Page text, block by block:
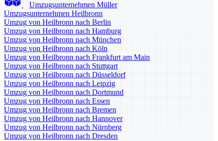
Umzugsunternehmen Müller
Umzugsunternehmen Heilbronn
Umzug von Heilbronn nach Berlin
Umzug von Heilbronn nach Hamburg
Umzug von Heilbronn nach München
Umzug von Heilbronn nach Köln
Umzug von Heilbronn nach Frankfurt am Main
Umzug von Heilbronn nach Stuttgart
Umzug von Heilbronn nach Düsseldorf
Umzug von Heilbronn nach Leipzig
Umzug von Heilbronn nach Dortmund
Umzug von Heilbronn nach Essen
Umzug von Heilbronn nach Bremen
Umzug von Heilbronn nach Hannover
Umzug von Heilbronn nach Nürnberg
Umzug von Heilbronn nach Dresden